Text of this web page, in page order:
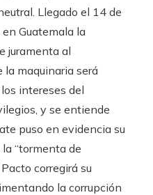
Llegado el 14 de
Guatemala la
juramenta al
la maquinaria será
intereses del
y se entiende
puso en evidencia su
“tormenta de
corregirá su
la corrupción